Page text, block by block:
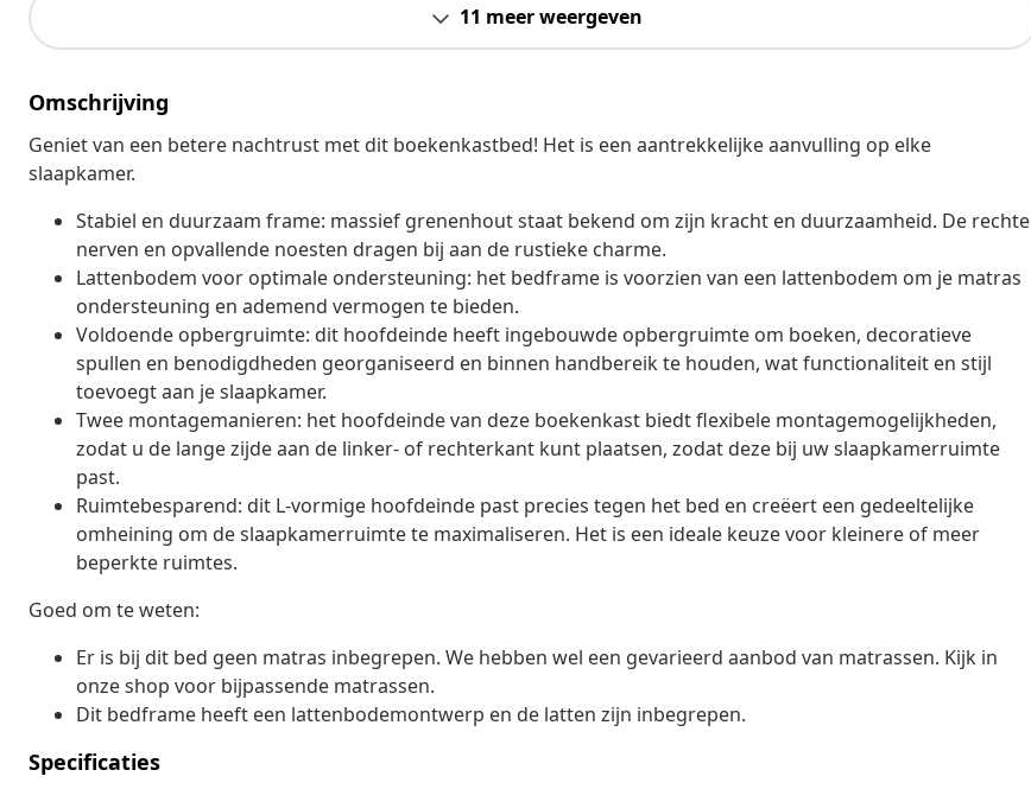
11 meer weergeven
Omschrijving
Geniet van een betere nachtrust met dit boekenkastbed! Het is een aantrekkelijke aanvulling op elke
slaapkamer.
Stabiel en duurzaam frame: massief grenenhout staat bekend om zijn kracht en duurzaamheid. De rechte
nerven en opvallende noesten dragen bij aan de rustieke charme.
Lattenbodem voor optimale ondersteuning: het bedframe is voorzien van een lattenbodem om je matras
ondersteuning en ademend vermogen te bieden.
Voldoende opbergruimte: dit hoofdeinde heeft ingebouwde opbergruimte om boeken, decoratieve
spullen en benodigdheden georganiseerd en binnen handbereik te houden, wat functionaliteit en stijl
toevoegt aan je slaapkamer.
Twee montagemanieren: het hoofdeinde van deze boekenkast biedt flexibele montagemogelijkheden,
zodat u de lange zijde aan de linker- of rechterkant kunt plaatsen, zodat deze bij uw slaapkamerruimte
past.
Ruimtebesparend: dit L-vormige hoofdeinde past precies tegen het bed en creëert een gedeeltelijke
omheining om de slaapkamerruimte te maximaliseren. Het is een ideale keuze voor kleinere of meer
beperkte ruimtes.
Goed om te weten:
Er is bij dit bed geen matras inbegrepen. We hebben wel een gevarieerd aanbod van matrassen. Kijk in
onze shop voor bijpassende matrassen.
Dit bedframe heeft een lattenbodemontwerp en de latten zijn inbegrepen.
Specificaties